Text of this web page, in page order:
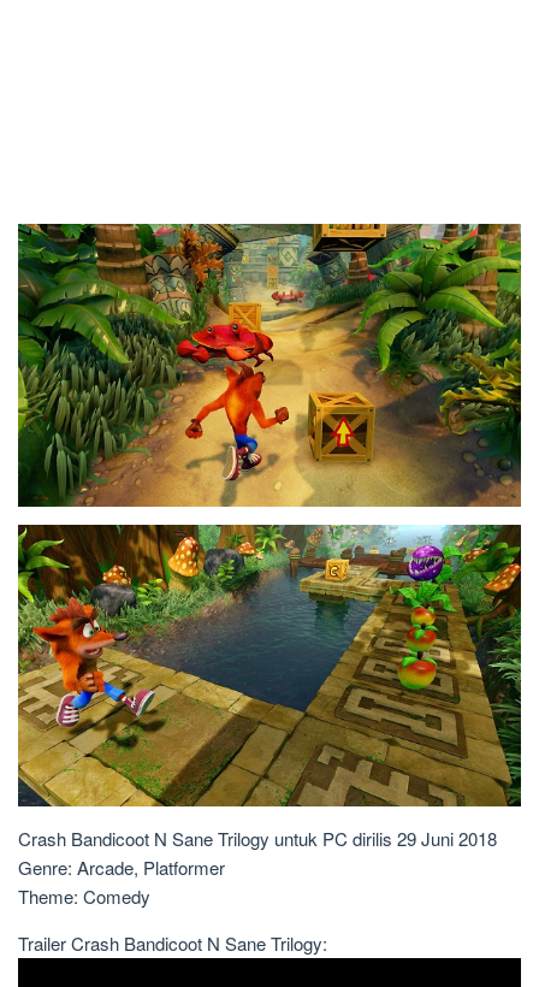
Crash Bandicoot N Sane Trilogy untuk PC dirilis 29 Juni 2018
Genre: Arcade, Platformer
Theme: Comedy
Trailer Crash Bandicoot N Sane Trilogy: